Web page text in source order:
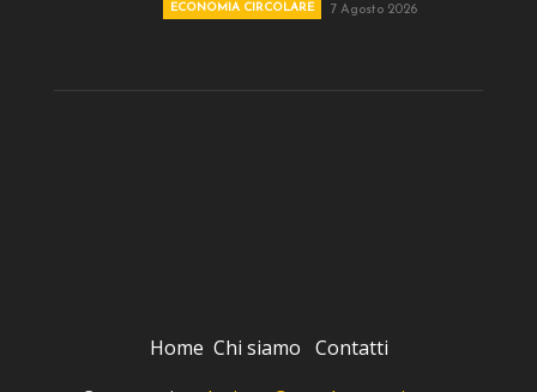
ECONOMIA CIRCOLARE 7 Agosto 2026
Home Chi siamo Contatti